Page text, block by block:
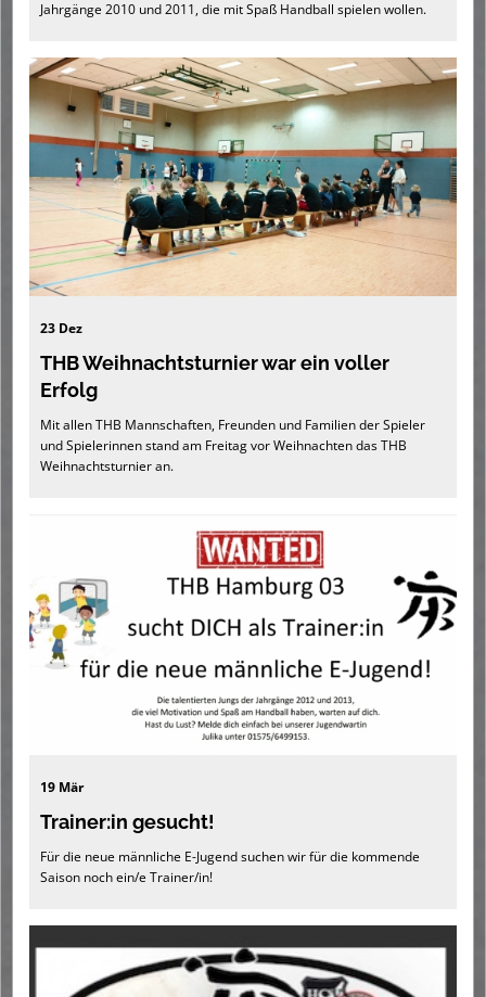
Jahrgänge 2010 und 2011, die mit Spaß Handball spielen wollen.
23 Dez
THB Weihnachtsturnier war ein voller
Erfolg
Mit allen THB Mannschaften, Freunden und Familien der Spieler
und Spielerinnen stand am Freitag vor Weihnachten das THB
Weihnachtsturnier an.
19 Mär
Trainer:in gesucht!
Für die neue männliche E-Jugend suchen wir für die kommende
Saison noch ein/e Trainer/in!